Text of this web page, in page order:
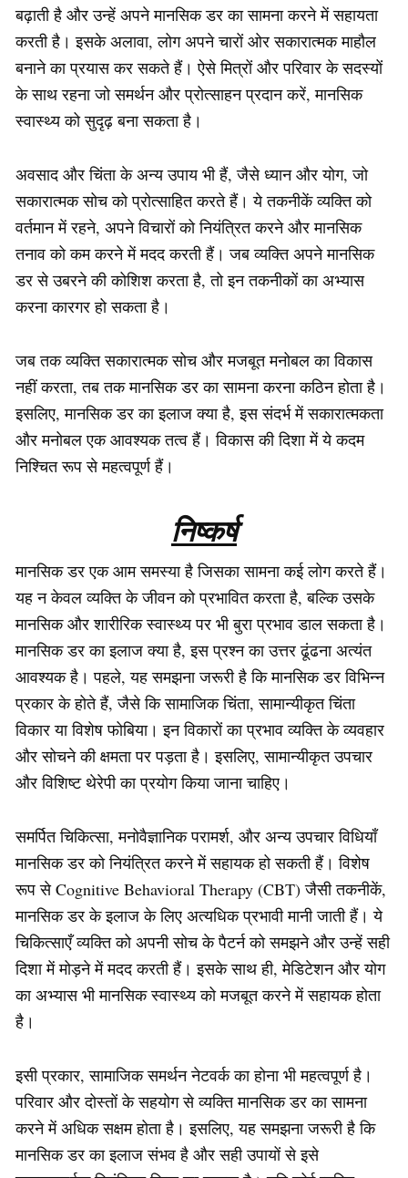
बढ़ाती है और उन्हें अपने मानसिक डर का सामना करने में सहायता
करती है। इसके अलावा, लोग अपने चारों ओर सकारात्मक माहौल
बनाने का प्रयास कर सकते हैं। ऐसे मित्रों और परिवार के सदस्यों
के साथ रहना जो समर्थन और प्रोत्साहन प्रदान करें, मानसिक
स्वास्थ्य को सुदृढ़ बना सकता है।
अवसाद और चिंता के अन्य उपाय भी हैं, जैसे ध्यान और योग, जो
सकारात्मक सोच को प्रोत्साहित करते हैं। ये तकनीकें व्यक्ति को
वर्तमान में रहने, अपने विचारों को नियंत्रित करने और मानसिक
तनाव को कम करने में मदद करती हैं। जब व्यक्ति अपने मानसिक
डर से उबरने की कोशिश करता है, तो इन तकनीकों का अभ्यास
करना कारगर हो सकता है।
जब तक व्यक्ति सकारात्मक सोच और मजबूत मनोबल का विकास
नहीं करता, तब तक मानसिक डर का सामना करना कठिन होता है।
इसलिए, मानसिक डर का इलाज क्या है, इस संदर्भ में सकारात्मकता
और मनोबल एक आवश्यक तत्व हैं। विकास की दिशा में ये कदम
निश्चित रूप से महत्वपूर्ण हैं।
निष्कर्ष
मानसिक डर एक आम समस्या है जिसका सामना कई लोग करते हैं।
यह न केवल व्यक्ति के जीवन को प्रभावित करता है, बल्कि उसके
मानसिक और शारीरिक स्वास्थ्य पर भी बुरा प्रभाव डाल सकता है।
मानसिक डर का इलाज क्या है, इस प्रश्न का उत्तर ढूंढना अत्यंत
आवश्यक है। पहले, यह समझना जरूरी है कि मानसिक डर विभिन्न
प्रकार के होते हैं, जैसे कि सामाजिक चिंता, सामान्यीकृत चिंता
विकार या विशेष फोबिया। इन विकारों का प्रभाव व्यक्ति के व्यवहार
और सोचने की क्षमता पर पड़ता है। इसलिए, सामान्यीकृत उपचार
और विशिष्ट थेरेपी का प्रयोग किया जाना चाहिए।
समर्पित चिकित्सा, मनोवैज्ञानिक परामर्श, और अन्य उपचार विधियाँ
मानसिक डर को नियंत्रित करने में सहायक हो सकती हैं। विशेष
रूप से Cognitive Behavioral Therapy (CBT) जैसी तकनीकें,
मानसिक डर के इलाज के लिए अत्यधिक प्रभावी मानी जाती हैं। ये
चिकित्साएँ व्यक्ति को अपनी सोच के पैटर्न को समझने और उन्हें सही
दिशा में मोड़ने में मदद करती हैं। इसके साथ ही, मेडिटेशन और योग
का अभ्यास भी मानसिक स्वास्थ्य को मजबूत करने में सहायक होता
है।
इसी प्रकार, सामाजिक समर्थन नेटवर्क का होना भी महत्वपूर्ण है।
परिवार और दोस्तों के सहयोग से व्यक्ति मानसिक डर का सामना
करने में अधिक सक्षम होता है। इसलिए, यह समझना जरूरी है कि
मानसिक डर का इलाज संभव है और सही उपायों से इसे